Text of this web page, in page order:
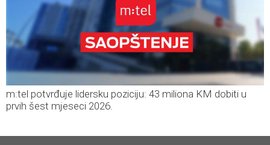
m:tel potvrđuje lidersku poziciju: 43 miliona KM dobiti u
prvih šest mjeseci 2026.